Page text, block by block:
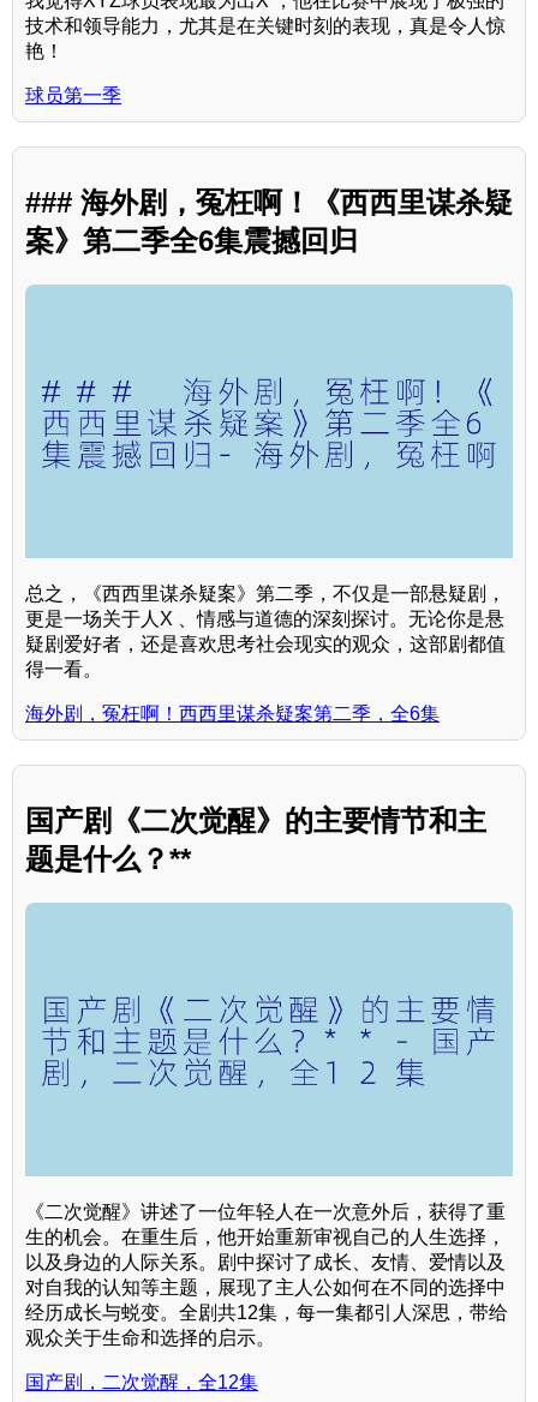
技术和领导能力，尤其是在关键时刻的表现，真是令人惊
艳！
球员第一季
### 海外剧，冤枉啊！《西西里谋杀疑
案》第二季全6集震撼回归
总之，《西西里谋杀疑案》第二季，不仅是一部悬疑剧，
更是一场关于人X 、情感与道德的深刻探讨。无论你是悬
疑剧爱好者，还是喜欢思考社会现实的观众，这部剧都值
得一看。
海外剧，冤枉啊！西西里谋杀疑案第二季，全6集
国产剧《二次觉醒》的主要情节和主
题是什么？**
《二次觉醒》讲述了一位年轻人在一次意外后，获得了重
生的机会。在重生后，他开始重新审视自己的人生选择，
以及身边的人际关系。剧中探讨了成长、友情、爱情以及
对自我的认知等主题，展现了主人公如何在不同的选择中
经历成长与蜕变。全剧共12集，每一集都引人深思，带给
观众关于生命和选择的启示。
国产剧，二次觉醒，全12集